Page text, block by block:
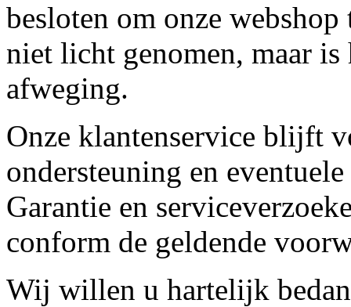
besloten om onze
niet licht genomen, maar
afweging.
Onze klantenservice blijft
ondersteuning en
Garantie en
conform de geldende
Wij willen u hartelijk